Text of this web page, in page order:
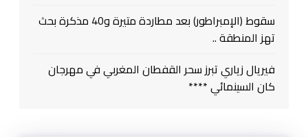
سقوط (الإمبراطور) بعد مطاردة متيرة و40 مذكرة بحث
تهز المنطقة ..
فيريال زياري تبرز سحر القفطان المغربي في مهرجان
كان السينمائي ****